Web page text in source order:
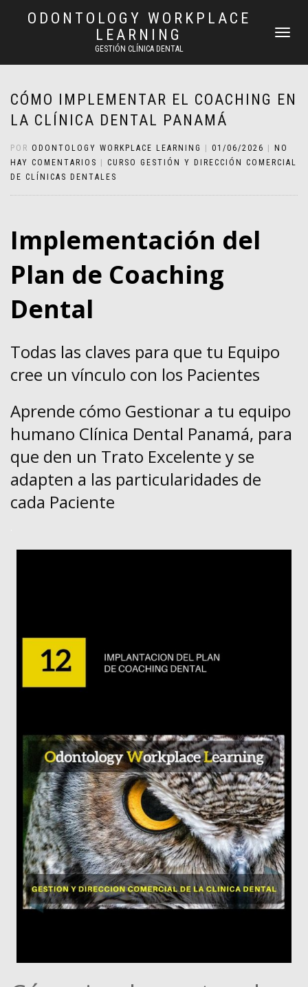
ODONTOLOGY WORKPLACE
LEARNING
GESTIÓN CLÍNICA DENTAL
CAMBIAR
CÓMO IMPLEMENTAR EL COACHING EN
LA CLÍNICA DENTAL PANAMÁ
POR ODONTOLOGY WORKPLACE LEARNING 01/06/2026
NO
HAY COMENTARIOS
CURSO GESTIÓN Y DIRECCIÓN COMERCIAL
DE CLÍNICAS DENTALES
Implementación del
Plan de Coaching
Dental
Todas las claves para que tu Equipo
cree un vínculo con los Pacientes
Aprende cómo Gestionar a tu equipo
humano Clínica Dental Panamá, para
que den un Trato Excelente y se
adapten a las particularidades de
cada Paciente